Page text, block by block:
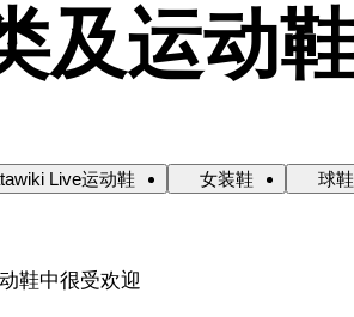
及运动
Live运动鞋 女装鞋 球鞋
鞋中很受欢迎